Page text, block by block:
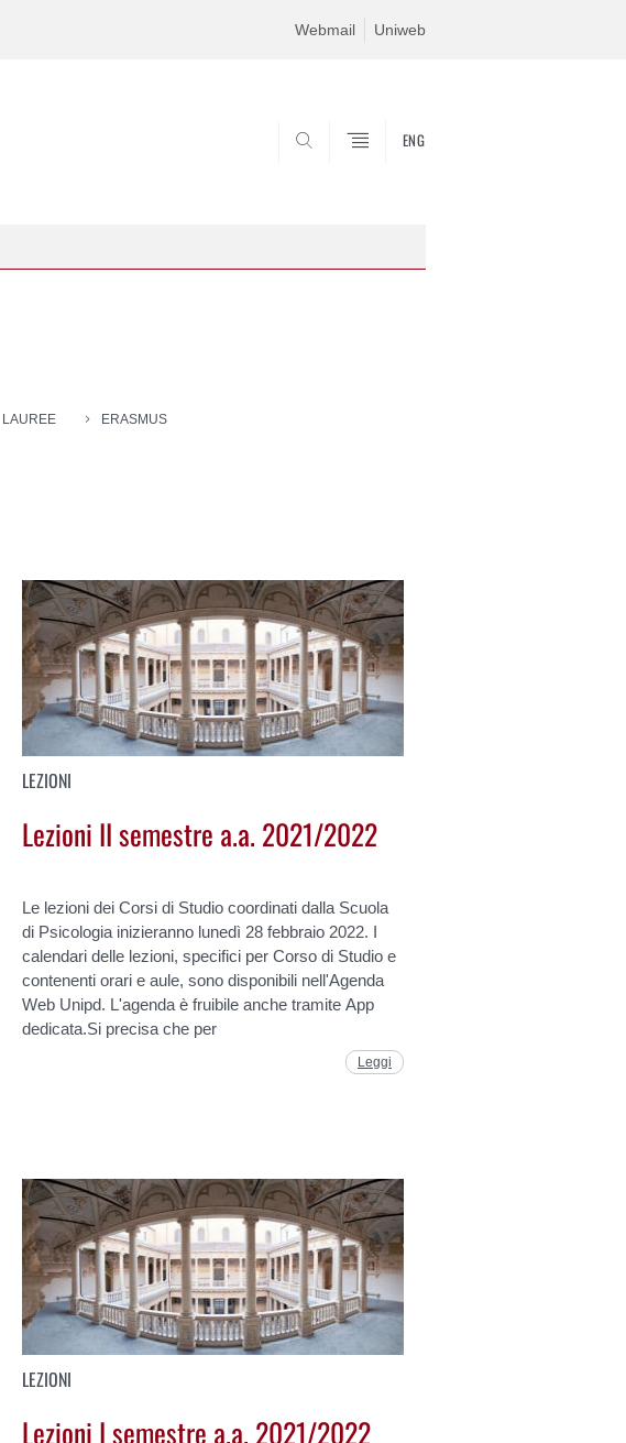
Webmail Uniweb
ENG
LAUREE ERASMUS
LEZIONI
Lezioni II semestre a.a. 2021/2022
Le lezioni dei Corsi di Studio coordinati dalla Scuola
di Psicologia inizieranno lunedì 28 febbraio 2022. I
calendari delle lezioni, specifici per Corso di Studio e
contenenti orari e aule, sono disponibili nell'Agenda
Web Unipd. L'agenda è fruibile anche tramite App
dedicata.Si precisa che per
Leggi
LEZIONI
Lezioni I semestre a.a. 2021/2022